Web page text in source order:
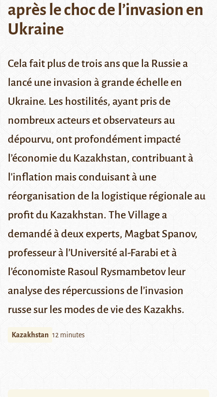
après le choc de l’invasion en
Ukraine
Cela fait plus de trois ans que la Russie a
lancé une invasion à grande échelle en
Ukraine. Les hostilités, ayant pris de
nombreux acteurs et observateurs au
dépourvu, ont profondément impacté
l’économie du Kazakhstan, contribuant à
l'inflation mais conduisant à une
réorganisation de la logistique régionale au
profit du Kazakhstan. The Village a
demandé à deux experts, Magbat Spanov,
professeur à l’Université al-Farabi et à
l’économiste Rasoul Rysmambetov leur
analyse des répercussions de l’invasion
russe sur les modes de vie des Kazakhs.
Kazakhstan 12 minutes